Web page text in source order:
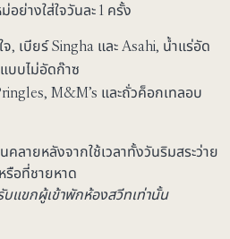
อย่างใส่ใจวันละ 1 ครั้ง
, เบียร์ Singha และ Asahi, น้ำแร่อัด
บบไม่อัดก๊าซ
M&M’s และถั่วค็อกเทลอบ
คลายหลังจากใช้เวลาทั้งวันริมสระว่าย
รือที่ชายหาด
บแขกผู้เข้าพักห้องสวีทเท่านั้น